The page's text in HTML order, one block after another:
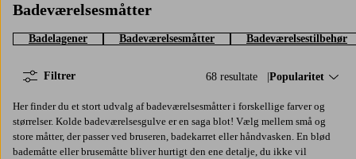
Badeværelsesmåtter
Badelagener Badeværelsesmåtter Badeværelsestilbehør
68 resultate Sorter efter:
Popularitet
Filtrer
Her finder du et stort udvalg af badeværelsesmåtter i forskellige farver og
størrelser. Kolde badeværelsesgulve er en saga blot! Vælg mellem små og
store måtter, der passer ved bruseren, badekarret eller håndvasken. En blød
bademåtte eller brusemåtte bliver hurtigt den ene detalje, du ikke vil